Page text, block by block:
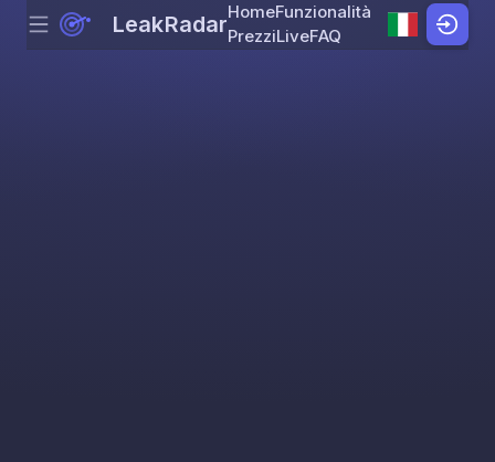
Skip to content
Menu LeakRadarHomeFunzionalità
PrezziLiveFAQ